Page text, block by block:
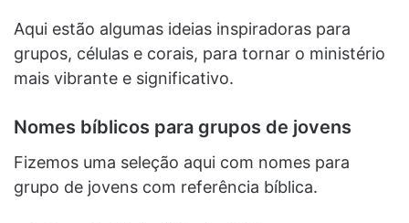
Aqui estão algumas ideias inspiradoras para
grupos, células e corais, para tornar o ministério
mais vibrante e significativo.
Nomes bíblicos para grupos de jovens
Fizemos uma seleção aqui com nomes para
grupo de jovens com referência bíblica.